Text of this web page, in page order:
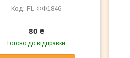
FL ФФ1846
80 ₴
Готово до відправки